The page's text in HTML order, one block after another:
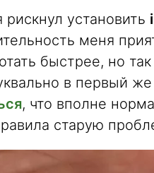
установить
меня
быстрее, но
в первый
, что вполне
старую